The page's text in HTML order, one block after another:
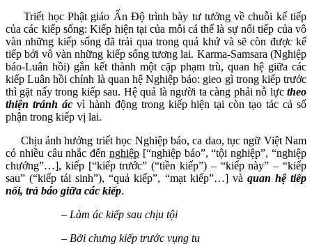
Triết học Phật giáo Ấn Độ trình bày tư tưởng về chuỗi kế tiếp
của các kiếp sống: Kiếp hiện tại của mỗi cá thể là sự nối tiếp của vô
vàn những kiếp sống đã trải qua trong quá khứ và sẽ còn được kế
tiếp bởi vô vàn những kiếp sống tương lai. Karma-Samsara (Nghiệp
báo-Luân hồi) gắn kết thành một cặp phạm trù, quan hệ giữa các
kiếp Luân hồi chính là quan hệ Nghiệp báo: gieo gì trong kiếp trước
thì gặt nấy trong kiếp sau. Hệ quả là người ta càng phải nỗ lực theo
thiện tránh ácvì hành động trong kiếp hiện tại còn tạo tác cả số
phận trong kiếp vị lai.
Chịu ảnh hưởng triết học Nghiệp báo, ca dao, tục ngữ Việt Nam
có nhiều câu nhắc đến nghiệp [“nghiệp báo”, “tội nghiệp”, “nghiệp
chướng”…], kiếp [“kiếp trước” (“tiền kiếp”) – “kiếp này” – “kiếp
sau” (“kiếp tái sinh”), “quả kiếp”, “mạt kiếp”…] và quan hệ tiếp
nối, trả báo giữa các kiếp.
– Làm ác kiếp sau chịu tội
– Bởi chưng kiếp trước vụng tu